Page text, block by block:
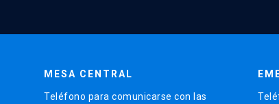
MESA CENTRAL
Teléfono para comunicarse con las